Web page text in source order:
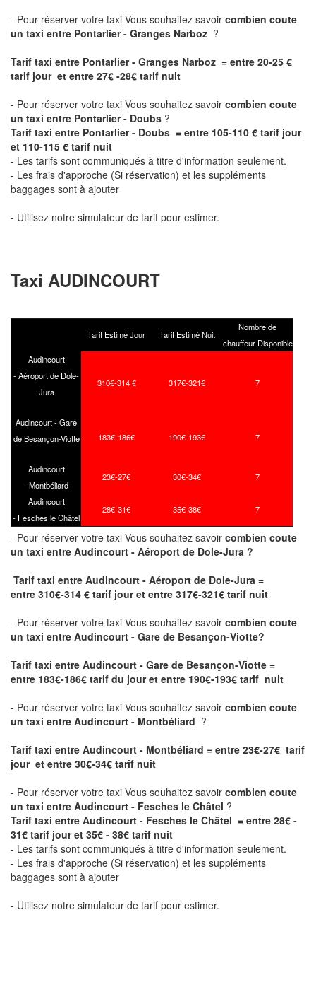
- Pour réserver votre taxi Vous souhaitez savoir combien coute
un taxi entre Pontarlier - Granges Narboz ?
Tarif taxi entre Pontarlier - Granges Narboz = entre 20-25 €
tarif jour et entre 27€ -28€ tarif nuit
- Pour réserver votre taxi Vous souhaitez savoir combien coute
un taxi entre Pontarlier - Doubs ?
Tarif taxi entre Pontarlier - Doubs = entre 105-110 € tarif jour
et 110-115 € tarif nuit
- Les tarifs sont communiqués à titre d'information seulement.
- Les frais d'approche (Si réservation) et les suppléments
baggages sont à ajouter
- Utilisez notre simulateur de tarif pour estimer.
Taxi AUDINCOURT
Tarif Estimé Jour Tarif Estimé Nuit
Nombre de
chauffeur Disponible
Audincourt
- Aéroport de Dole-
Jura
310€-314 € 317€-321€ 7
Audincourt - Gare
de Besançon-Viotte
183€-186€ 190€-193€ 7
Audincourt
- Montbéliard
23€-27€ 30€-34€ 7
Audincourt
- Fesches le Châtel
28€-31€ 35€-38€ 7
- Pour réserver votre taxi Vous souhaitez savoir combien coute
un taxi entre Audincourt - Aéroport de Dole-Jura ?
Tarif taxi entre Audincourt - Aéroport de Dole-Jura =
entre 310€-314 € tarif jour et entre 317€-321€ tarif nuit
- Pour réserver votre taxi Vous souhaitez savoir combien coute
un taxi entre Audincourt - Gare de Besançon-Viotte?
Tarif taxi entre Audincourt - Gare de Besançon-Viotte =
entre 183€-186€ tarif du jour et entre 190€-193€ tarif nuit
- Pour réserver votre taxi Vous souhaitez savoir combien coute
un taxi entre Audincourt - Montbéliard ?
Tarif taxi entre Audincourt - Montbéliard = entre 23€-27€ tarif
jour et entre 30€-34€ tarif nuit
- Pour réserver votre taxi Vous souhaitez savoir combien coute
un taxi entre Audincourt - Fesches le Châtel ?
Tarif taxi entre Audincourt - Fesches le Châtel = entre 28€ -
31€ tarif jour et 35€ - 38€ tarif nuit
- Les tarifs sont communiqués à titre d'information seulement.
- Les frais d'approche (Si réservation) et les suppléments
baggages sont à ajouter
- Utilisez notre simulateur de tarif pour estimer.